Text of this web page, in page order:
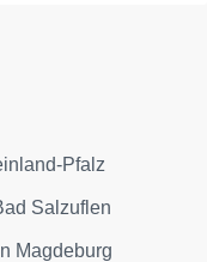
Pfalz
Salzuflen
Magdeburg